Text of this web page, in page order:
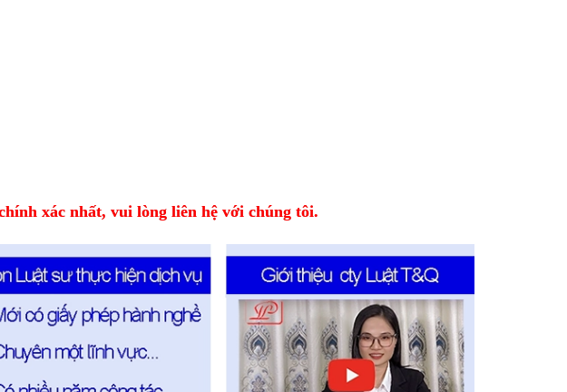
xác nhất, vui lòng liên hệ với chúng tôi.